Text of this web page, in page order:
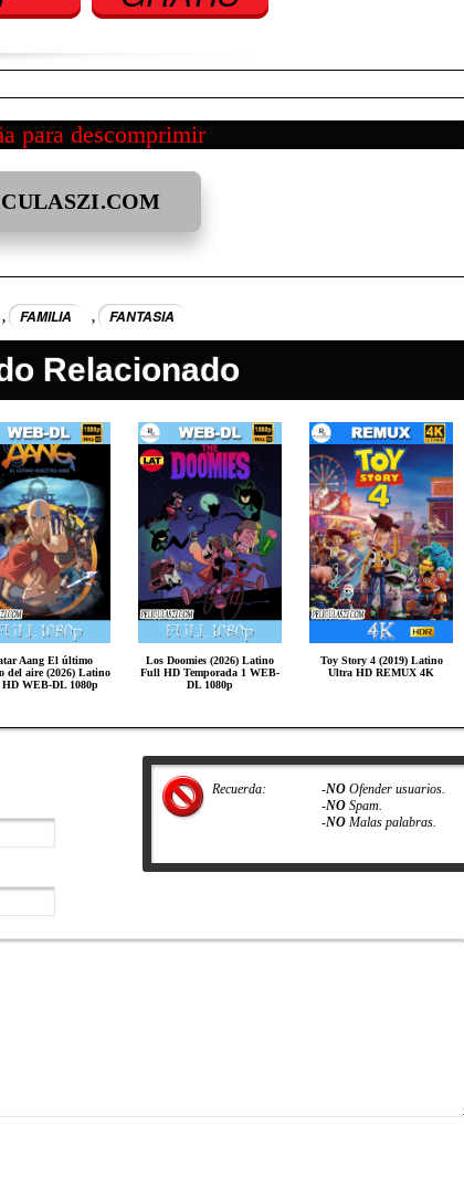
para descomprimir
, FAMILIA , FANTASIA
Relacionado
Aang El último
del aire (2026) Latino
WEB-DL 1080p
Los Doomies (2026) Latino
Full HD Temporada 1 WEB-
DL 1080p
Toy Story 4 (2019) Latino
Ultra HD REMUX 4K
Recuerda: -NOOfender usuarios.
-NOSpam.
-NOMalas palabras.